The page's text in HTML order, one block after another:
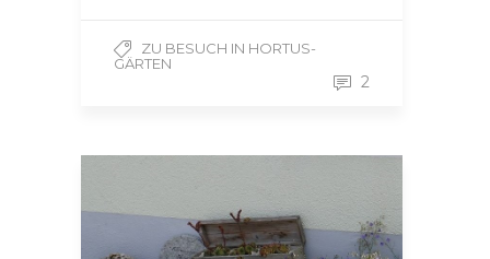
ZU BESUCH IN HORTUS-
GÄRTEN
2